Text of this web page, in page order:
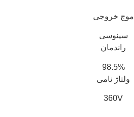
موج خروجی
سینوسی
راندمان
98.5%
ولتاژ نامی
360V